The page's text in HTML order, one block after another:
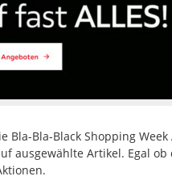
Bla-Bla-Black Shopping
ausgewählte Artikel. Egal